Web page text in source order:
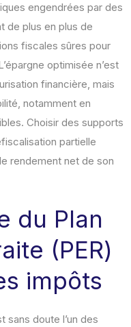
engendrées par des
de plus en plus de
fiscales sûres pour
optimisée n’est
financière, mais
notamment en
Choisir des supports
partielle
rendement net de son
du Plan
(PER)
impôts
sans doute l’un des